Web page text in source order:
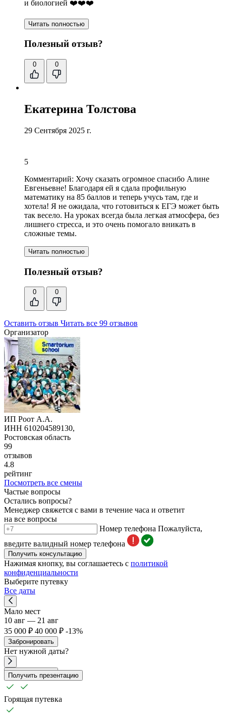
и биологией ❤️❤️❤️
Читать полностью
Полезный отзыв?
0 0
Екатерина Толстова
29 Сентября 2025 г.
5
Комментарий: Хочу сказать огромное спасибо Алине
Евгеньевне! Благодаря ей я сдала профильную
математику на 85 баллов и теперь учусь там, где и
хотела! Я не ожидала, что готовиться к ЕГЭ может быть
так весело. На уроках всегда была легкая атмосфера, без
лишнего стресса, и это очень помогало вникать в
сложные темы.
Читать полностью
Полезный отзыв?
0 0
Оставить отзыв Читать все 99 отзывов
Организатор
ИП Роот А.А.
ИНН 610204589130,
Ростовская область
99
отзывов
4.8
рейтинг
Посмотреть все смены
Частые вопросы
Остались вопросы?
Менеджер свяжется с вами в течение часа и ответит
на все вопросы
Номер телефона Пожалуйста,
введите валидный номер телефона
Получить консультацию
Нажимая кнопку, вы соглашаетесь с политикой
конфиденциальности
Выберите путевку
Все даты
Мало мест
10 авг — 21 авг
35 000 ₽ 40 000 ₽ -13%
Забронировать
Нет нужной даты?
Забронировать
Получить презентацию
Горящая путевка